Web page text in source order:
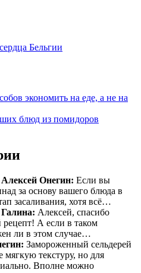
Бельгии
экономить на еде, а не на
блюд из помидоров
Алексей Онегин: Если вы
за основу вашего блюда в
засаливания, хотя всё…
Галина: Алексей, спасибо
рецепт! А если в таком
ли в этом случае…
Замороженный сельдерей
мягкую текстуру, но для
Вполне можно